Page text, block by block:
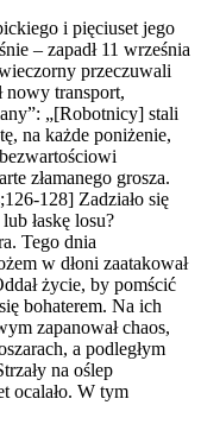
i pięciuset jego
– zapadł 11 września
przeczuwali
nowy transport,
„[Robotnicy] stali
na każde poniżenie,
złamanego grosza.
128] Zadziało się
łaskę losu?
Tego dnia
w dłoni zaatakował
życie, by pomścić
bohaterem. Na ich
zapanował chaos,
a podległym
na oślep
ocalało. W tym